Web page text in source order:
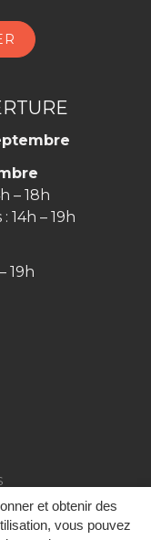
et obtenir des
vous pouvez
– 18h
14h – 19h
19h